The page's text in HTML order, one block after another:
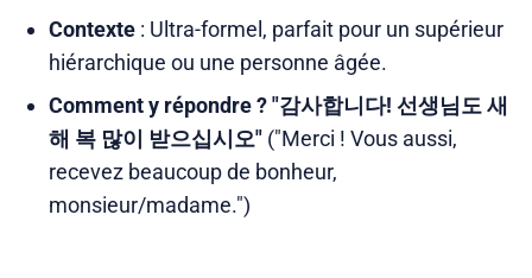
Contexte: Ultra-formel, parfait pour un supérieur
hiérarchique ou une personne âgée.
Comment y répondre ? "감사합니다! 선생님도 새
해 복 많이 받으십시오"("Merci ! Vous aussi,
recevez beaucoup de bonheur,
monsieur/madame.")